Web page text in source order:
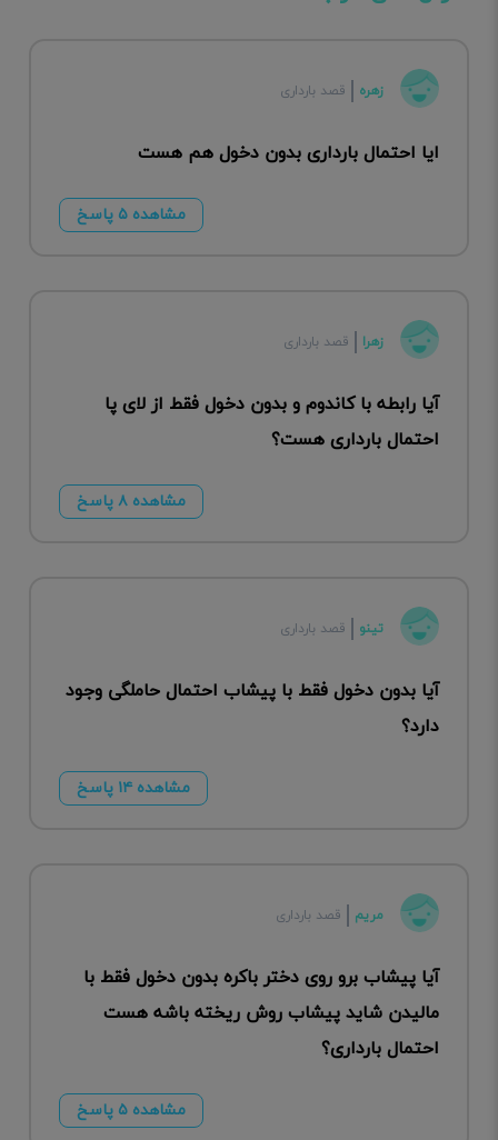
زهره قصد بارداری
ایا احتمال بارداری بدون دخول هم هست
مشاهده ۵ پاسخ
زهرا قصد بارداری
آیا رابطه با کاندوم و بدون دخول فقط از لای پا
احتمال بارداری هست؟
مشاهده ۸ پاسخ
تینو قصد بارداری
آیا بدون دخول فقط با پیشاب احتمال حاملگی وجود
دارد؟
مشاهده ۱۴ پاسخ
مریم قصد بارداری
آیا پیشاب برو روی دختر باکره بدون دخول فقط با
مالیدن شاید پیشاب روش ریخته باشه هست
احتمال بارداری؟
مشاهده ۵ پاسخ